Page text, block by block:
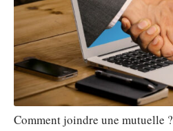
Comment joindre une mutuelle ?